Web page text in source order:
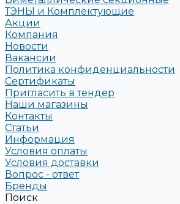
ТЭНЫ и Комплектующие
Акции
Компания
Новости
Вакансии
Политика конфиденциальности
Сертификаты
Пригласить в тендер
Наши магазины
Контакты
Статьи
Информация
Условия оплаты
Условия доставки
Вопрос - ответ
Бренды
Поиск